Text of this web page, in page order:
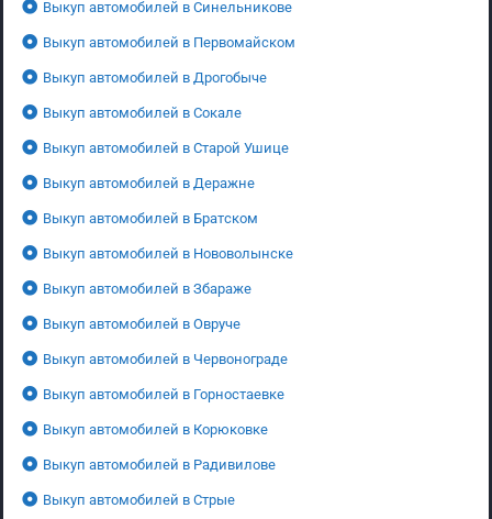
Выкуп автомобилей в Синельникове
Выкуп автомобилей в Первомайском
Выкуп автомобилей в Дрогобыче
Выкуп автомобилей в Сокале
Выкуп автомобилей в Старой Ушице
Выкуп автомобилей в Деражне
Выкуп автомобилей в Братском
Выкуп автомобилей в Нововолынске
Выкуп автомобилей в Збараже
Выкуп автомобилей в Овруче
Выкуп автомобилей в Червонограде
Выкуп автомобилей в Горностаевке
Выкуп автомобилей в Корюковке
Выкуп автомобилей в Радивилове
Выкуп автомобилей в Стрые